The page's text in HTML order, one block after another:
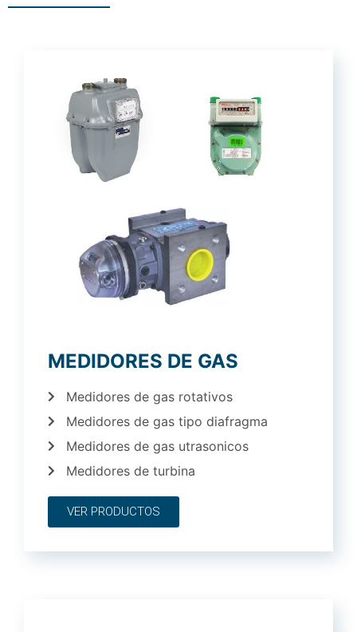
MEDIDORES DE GAS
Medidores de gas rotativos
Medidores de gas tipo diafragma
Medidores de gas utrasonicos
Medidores de turbina
VER PRODUCTOS